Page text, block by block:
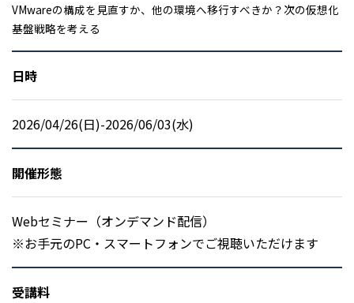
VMwareの構成を見直すか、他の環境へ移行すべきか？次の仮想化
基盤戦略を考える
日時
2026/04/26(日)-2026/06/03(水)
開催形態
Webセミナー（オンデマンド配信）
※お手元のPC・スマートフォンでご視聴いただけます
受講料